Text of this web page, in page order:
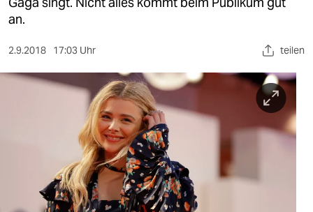
gesellschaft
kultur
sport
wahrheit
verlag
an.
2.9.2018 17:03 Uhr teilen